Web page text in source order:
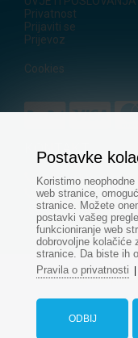
Privatnost
Prijaviti se
Prijevoz
Cookies
KONTAKT
+421905 500
+421 915 696
© Sva
Postavke
Koristimo
web stranice,
stranice. Možete
postavki vašeg
funkcioniranje web
dobrovoljne kolačiće
stranice. Da biste ih
Pravila o privatnosti
ODBIJ